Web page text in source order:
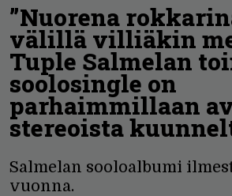
”Nuorena
välillä villiäkin
Tuple Salmelan
soolosingle on
parhaimmillaan
stereoista
Salmelan sooloalbumi
vuonna.